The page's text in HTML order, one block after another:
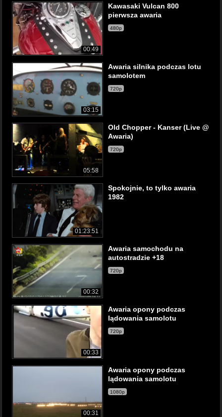
00:49
Kawasaki Vulcan 800
pierwsza awaria
480p
03:15
Awaria silnika podczas lotu
samolotem
720p
05:58
Old Chopper - Kanser (Live @
Awaria)
720p
01:23:51
Spokojnie, to tylko awaria
1982
00:32
Awaria samochodu na
autostradzie +18
720p
00:33
Awaria opony podczas
lądowania samolotu
720p
00:31
Awaria opony podczas
lądowania samolotu
1080p